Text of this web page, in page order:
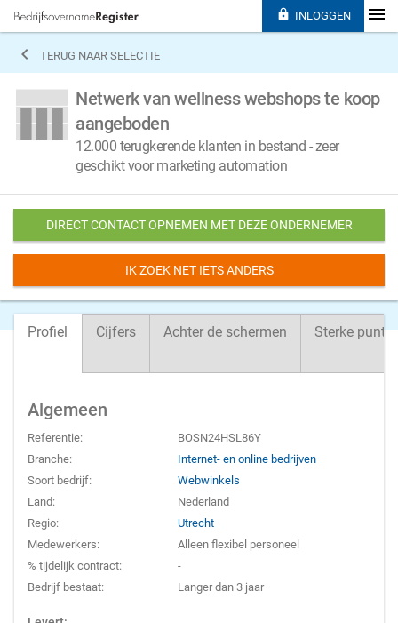
 TERUG NAAR SELECTIE
Netwerk van wellness webshops te koop
aangeboden
12.000 terugkerende klanten in bestand - zeer
geschikt voor marketing automation
DIRECT CONTACT OPNEMEN MET DEZE ONDERNEMER
IK ZOEK NET IETS ANDERS
Profiel Cijfers Achter de schermen Sterke
Algemeen
Referentie:
BOSN24HSL86Y
Branche:
Internet- en online bedrijven
Soort bedrijf:
Webwinkels
Land:
Nederland
Regio:
Utrecht
Medewerkers:
Alleen flexibel personeel
% tijdelijk contract:
-
Bedrijf bestaat:
Langer dan 3 jaar
 INLOGGEN